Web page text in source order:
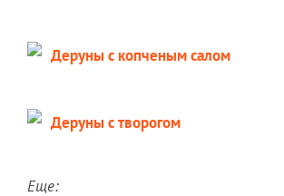
Деруны с копченым салом
Деруны с творогом
Еще: